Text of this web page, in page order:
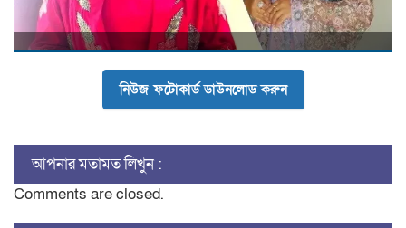
নিউজ ফটোকার্ড ডাউনলোড করুন
আপনার মতামত লিখুন :
Comments are closed.